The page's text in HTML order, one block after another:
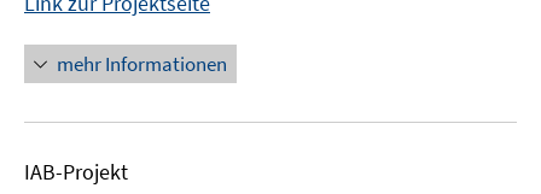
mehr Informationen
IAB-Projekt